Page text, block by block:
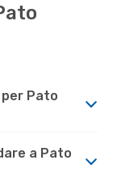
Pato
a Pato